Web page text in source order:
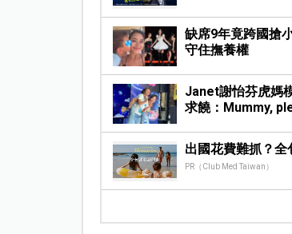
缺席9年竟跨國搶
守住撫養權
Janet謝怡芬虎媽
求饒：Mummy,
出國花費難抓？全
PR（Club Med Taiwan）